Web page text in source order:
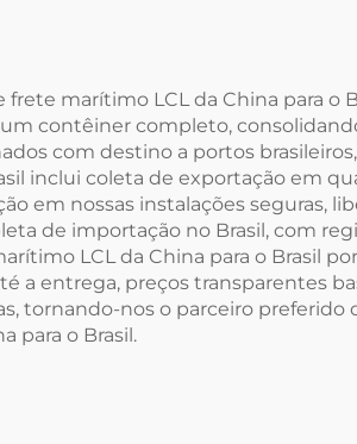
marítimo LCL da China para o
contêiner completo,
com destino a portos
inclui coleta de exportação em
em nossas instalações seguras,
de importação no Brasil, com
LCL da China para o Brasil
a entrega, preços transparentes
tornando-nos o parceiro
para o Brasil.